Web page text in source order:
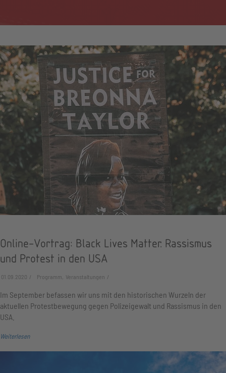
Online-Vortrag: Black Lives Matter. Rassismus
und Protest in den USA
01.09.2020 Programm, Veranstaltungen
Im September befassen wir uns mit den historischen Wurzeln der
aktuellen Protestbewegung gegen Polizeigewalt und Rassismus in den
USA.
Weiterlesen